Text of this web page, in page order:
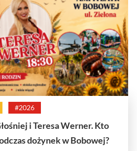
#2026
i Teresa Werner. Kto
dożynek w Bobowej?